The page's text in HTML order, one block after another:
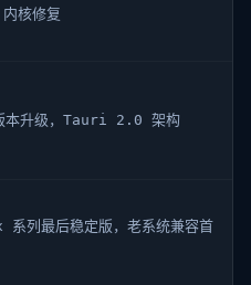
核修复
本升级，Tauri 2.0 架构
列最后稳定版，老系统兼容首